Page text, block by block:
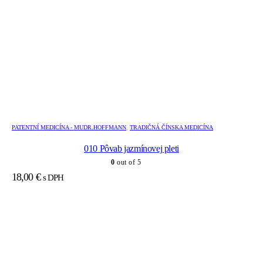
PATENTNÍ MEDICÍNA - MUDR.HOFFMANN, TRADIČNÁ ČÍNSKA MEDICÍNA
010 Pôvab jazmínovej pleti
0 out of 5
18,00 € s DPH